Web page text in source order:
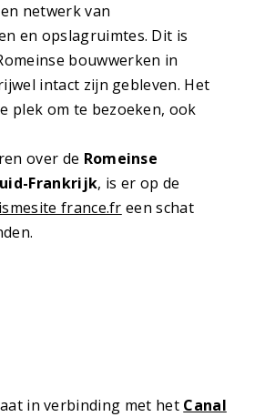
netwerk van
en opslagruimtes. Dit is
bouwwerken in
intact zijn gebleven. Het
plek om te bezoeken, ook
over de Romeinse
Frankrijk, is er op de
france.fr een schat
in verbinding met het Canal